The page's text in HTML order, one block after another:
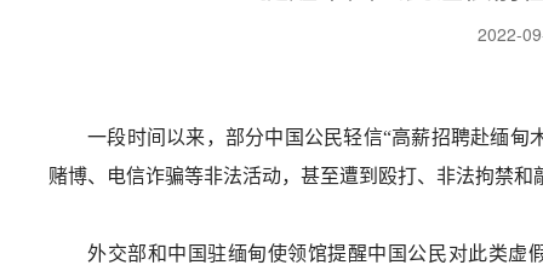
2022-
一段时间以来，部分中国公民轻信“高薪招聘赴缅
赌博、电信诈骗等非法活动，甚至遭到殴打、非法拘禁和
外交部和中国驻缅甸使领馆提醒中国公民对此类虚